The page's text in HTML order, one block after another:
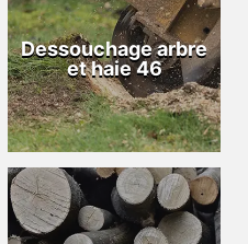
Dessouchage arbre
et haie 46